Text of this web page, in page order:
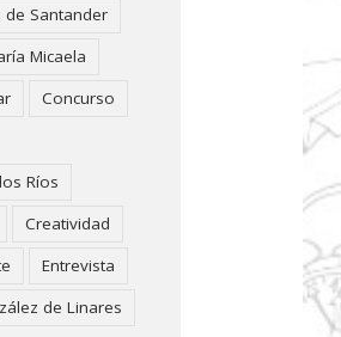
de Santander
Micaela
Concurso
Ríos
Creatividad
Entrevista
de Linares